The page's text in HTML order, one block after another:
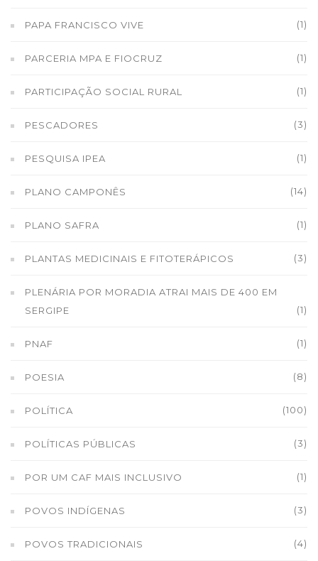
PAPA FRANCISCO VIVE (1)
PARCERIA MPA E FIOCRUZ (1)
PARTICIPAÇÃO SOCIAL RURAL (1)
PESCADORES (3)
PESQUISA IPEA (1)
PLANO CAMPONÊS (14)
PLANO SAFRA (1)
PLANTAS MEDICINAIS E FITOTERÁPICOS (3)
PLENÁRIA POR MORADIA ATRAI MAIS DE 400 EM
SERGIPE
(1)
PNAF (1)
POESIA (8)
POLÍTICA (100)
POLÍTICAS PÚBLICAS (3)
POR UM CAF MAIS INCLUSIVO (1)
POVOS INDÍGENAS (3)
POVOS TRADICIONAIS (4)